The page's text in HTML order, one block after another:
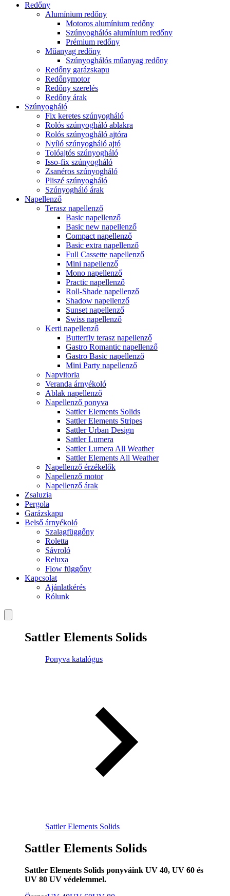
Redőny
Alumínium redőny
Motoros alumínium redőny
Szúnyoghálós alumínium redőny
Prémium redőny
Műanyag redőny
Szúnyoghálós műanyag redőny
Redőny garázskapu
Redőnymotor
Redőny szerelés
Redőny árak
Szúnyogháló
Fix keretes szúnyogháló
Rolós szúnyogháló ablakra
Rolós szúnyogháló ajtóra
Nyíló szúnyogháló ajtó
Tolóajtós szúnyogháló
Isso-fix szúnyogháló
Zsanéros szúnyogháló
Pliszé szúnyogháló
Szúnyogháló árak
Napellenző
Terasz napellenző
Basic napellenző
Basic new napellenző
Compact napellenző
Basic extra napellenző
Full Cassette napellenző
Mini napellenző
Mono napellenző
Practic napellenző
Roll-Shade napellenző
Shadow napellenző
Sunset napellenző
Swiss napellenző
Kerti napellenző
Butterfly terasz napellenző
Gastro Romantic napellenző
Gastro Basic napellenző
Mini Party napellenző
Napvitorla
Veranda árnyékoló
Ablak napellenző
Napellenző ponyva
Sattler Elements Solids
Sattler Elements Stripes
Sattler Urban Design
Sattler Lumera
Sattler Lumera All Weather
Sattler Elements All Weather
Napellenző érzékelők
Napellenző motor
Napellenző árak
Zsaluzia
Pergola
Garázskapu
Belső árnyékoló
Szalagfüggőny
Roletta
Sávroló
Reluxa
Flow függőny
Kapcsolat
Ajánlatkérés
Rólunk
Sattler Elements Solids
Ponyva katalógus
Sattler Elements Solids
Sattler Elements Solids
Sattler Elements Solids ponyváink UV 40, UV 60 és
UV 80 UV védelemmel.